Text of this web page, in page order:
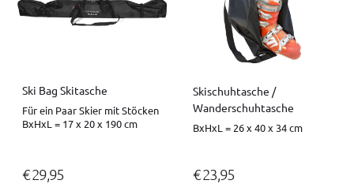
Ski Bag Skitasche
Für ein Paar Skier mit Stöcken
BxHxL = 17 x 20 x 190 cm
€ 29,95
Skischuhtasche /
Wanderschuhtasche
BxHxL = 26 x 40 x 34 cm
€ 23,95